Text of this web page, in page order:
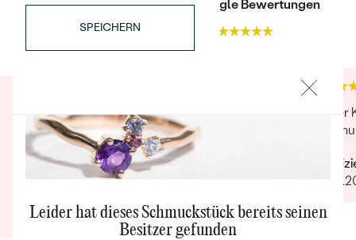
Bestseller
ANSEHEN
SPEICHERN
Trusted shop BewertungenGoogle Bewertungen
Super Produkt und Verarbeitung.
Kundenservice sehr gut. Ich wurde persönlich
angerufen und man hat sich für die Bestellung
bedankt. Sehr freundlich, gerne wieder
08.09.2021
Leider hat dieses Schmuckstück bereits seinen
Besitzer gefunden